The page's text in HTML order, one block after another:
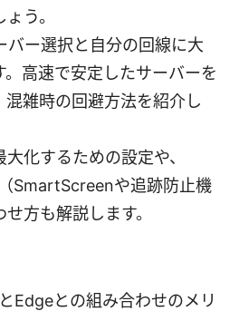
う。
バー選択と自分の回線に大
。高速で安定したサーバーを
混雑時の回避方法を紹介し
化するための設定や、
SmartScreenや追跡防止機
方も解説します。
Edgeとの組み合わせのメリ